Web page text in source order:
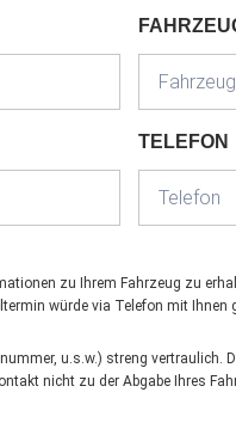
TELEFON
zu Ihrem Fahrzeug zu
würde via Telefon mit Ihnen
u.s.w.) streng vertraulich.
nicht zu der Abgabe Ihres